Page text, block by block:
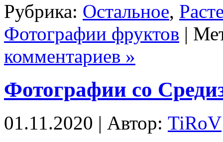
Рубрика: Остальное,
Фотографии фруктов |
комментариев »
Фотографии со
01.11.2020 | Автор: TiRoV